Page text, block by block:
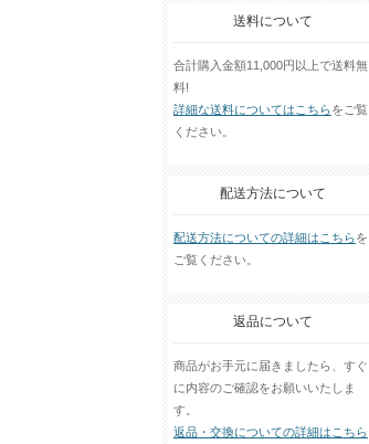
送料について
合計購入金額11,000円以上で送料無
料!
詳細な送料についてはこちらをご覧
ください。
配送方法について
配送方法についての詳細はこちらを
ご覧ください。
返品について
商品がお手元に届きましたら、すぐ
に内容のご確認をお願いいたしま
す。
返品・交換についての詳細はこちら